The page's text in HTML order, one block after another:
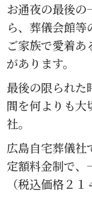
お通夜の最後の
ら、葬儀会館等
ご家族で愛着
があります。
最後の限られた
間を何よりも大
社。
広島自宅葬儀社
定額料金制で、
（税込価格２１